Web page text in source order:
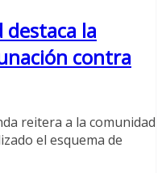
destaca la
contra
reitera a la comunidad
el esquema de